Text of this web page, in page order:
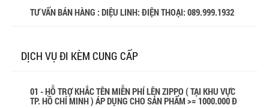
TƯ VẤN BÁN HÀNG : DIỆU LINH: ĐIỆN THOẠI: 089.999.1932
DỊCH VỤ ĐI KÈM CUNG CẤP
01 - HỖ TRỢ KHẮC TÊN MIỄN PHÍ LÊN ZIPPO ( TẠI KHU VỰC
TP. HỒ CHÍ MINH ) ÁP DỤNG CHO SẢN PHẨM >= 1000.000 Đ